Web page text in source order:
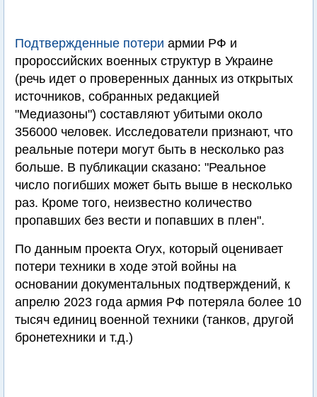
Подтвержденные потери армии РФ и
пророссийских военных структур в Украине
(речь идет о проверенных данных из открытых
источников, собранных редакцией
"Медиазоны") составляют убитыми около
356000 человек. Исследователи признают, что
реальные потери могут быть в несколько раз
больше. В публикации сказано: "Реальное
число погибших может быть выше в несколько
раз. Кроме того, неизвестно количество
пропавших без вести и попавших в плен".
По данным проекта Oryx, который оценивает
потери техники в ходе этой войны на
основании документальных подтверждений, к
апрелю 2023 года армия РФ потеряла более 10
тысяч единиц военной техники (танков, другой
бронетехники и т.д.)